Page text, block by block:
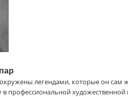
легендами, которые он сам
профессиональной художественной